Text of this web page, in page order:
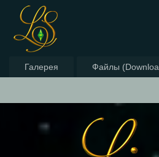
Галерея Файлы